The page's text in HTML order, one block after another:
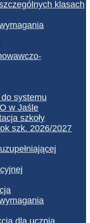
klasach
systemu
w Jaśle
szkoły
szk. 2026/2027
dla ucznia